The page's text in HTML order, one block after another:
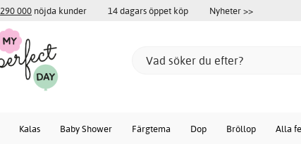
290 000 nöjda kunder 14 dagars öppet köp Nyheter >>
Kalas Baby Shower Färgtema Dop Bröllop Alla